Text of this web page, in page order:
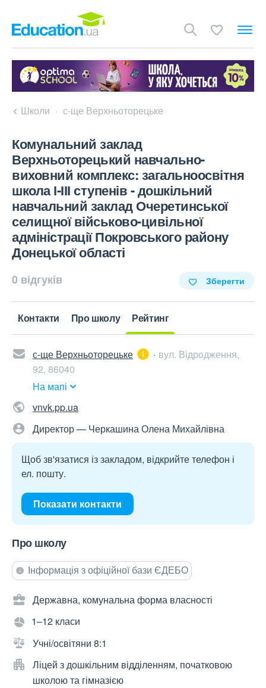
Школи с-ще Верхньоторецьке
Комунальний заклад
Верхньоторецький навчально-
виховний комплекс: загальноосвітня
школа І-ІІІ ступенів - дошкільний
навчальний заклад Очеретинської
селищної військово-цивільної
адміністрації Покровського району
Донецької області
0 відгуків Зберегти
Контакти Про школу Рейтинг
с-ще Верхньоторецьке
вул. Відродження,
92, 86040
На мапі
vnvk.pp.ua
Директор — Черкашина Олена Михайлівна
Щоб зв'язатися із закладом, відкрийте телефон і
ел. пошту.
Показати контакти
Про школу
Інформація з офіційної бази ЄДЕБО
Державна, комунальна форма власності
1–12 класи
Учні/освітяни 8:1
Ліцей з дошкільним відділенням, початковою
школою та гімназією